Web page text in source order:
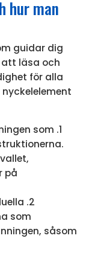
hur man
guidar dig
läsa och
för alla
som
på
som
såsom